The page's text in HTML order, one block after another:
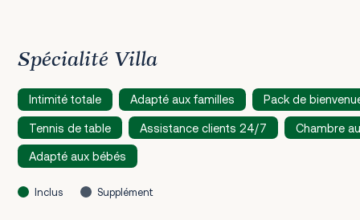
Spécialité Villa
Intimité totale Adapté aux familles Pack de
Tennis de table Assistance clients 24/7 Chambre
Adapté aux bébés
Inclus Supplément